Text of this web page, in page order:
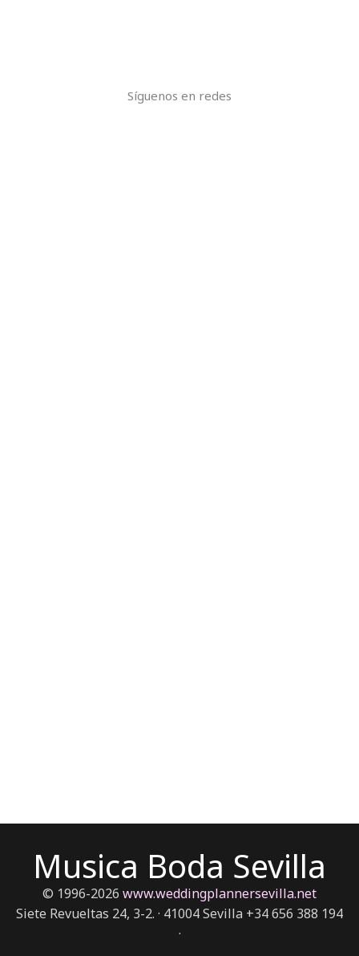
Síguenos en redes
Musica Boda Sevilla
© 1996-2026 www.weddingplannersevilla.net
Siete Revueltas 24, 3-2. · 41004 Sevilla +34 656 388 194
·